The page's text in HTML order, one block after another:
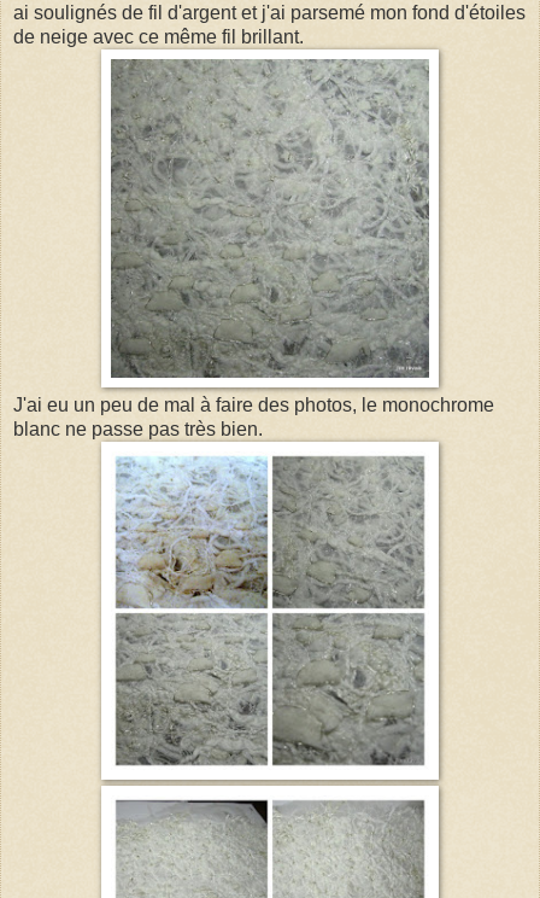
ai soulignés de fil d'argent et j'ai parsemé mon fond d'étoiles
de neige avec ce même fil brillant.
J'ai eu un peu de mal à faire des photos, le monochrome
blanc ne passe pas très bien.